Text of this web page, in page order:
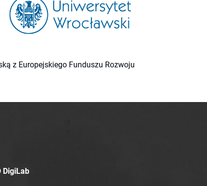
z Europejskiego Funduszu Rozwoju
DigiLab